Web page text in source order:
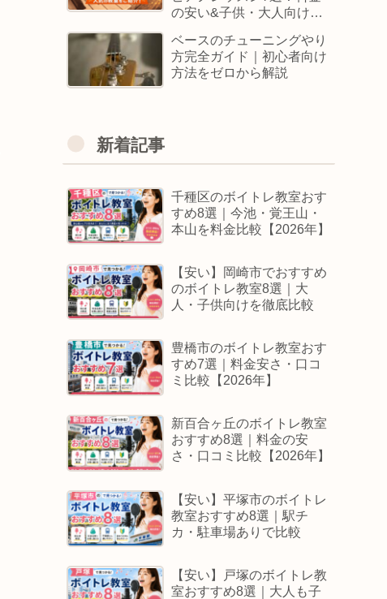
の安い&子供・大人向けス
ベースのチューニングやり
方完全ガイド｜初心者向け
方法をゼロから解説
新着記事
千種区のボイトレ教室おす
すめ8選｜今池・覚王山・
本山を料金比較【2026年】
【安い】岡崎市でおすすめ
のボイトレ教室8選｜大
人・子供向けを徹底比較
豊橋市のボイトレ教室おす
すめ7選｜料金安さ・口コ
ミ比較【2026年】
新百合ヶ丘のボイトレ教室
おすすめ8選｜料金の安
さ・口コミ比較【2026年】
【安い】平塚市のボイトレ
教室おすすめ8選｜駅チ
カ・駐車場ありで比較
【安い】戸塚のボイトレ教
室おすすめ8選｜大人も子